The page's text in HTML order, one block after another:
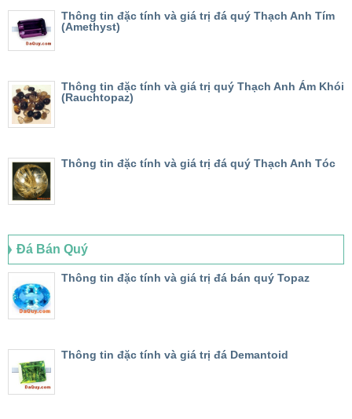
Thông tin đặc tính và giá trị đá quý Thạch Anh Tím
(Amethyst)
Thông tin đặc tính và giá trị quý Thạch Anh Ám Khói
(Rauchtopaz)
Thông tin đặc tính và giá trị đá quý Thạch Anh Tóc
Đá Bán Quý
Thông tin đặc tính và giá trị đá bán quý Topaz
Thông tin đặc tính và giá trị đá Demantoid